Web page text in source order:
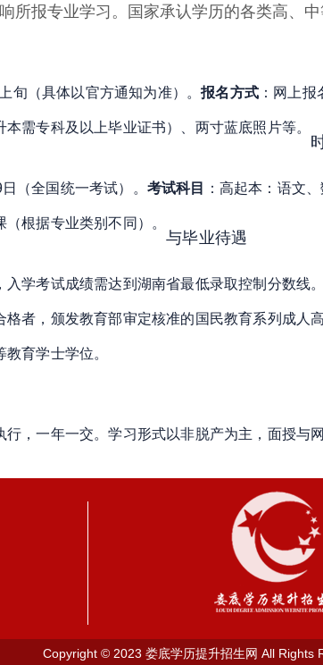
所报专业学习 。 国家承认学历的各类高、
旬（具体以官方通知为准） 。报名方式 ：网上
本需专科及以上毕业证书）、两寸蓝底照片等。
（全国统一考试） 。 考试科目 ： 高起本：语文
根据专业类别不同） 。
与毕业待遇
入学考试成绩需达到湖南省最低录取控制分数线。
格者，颁发教育部审定核准的国民教育系列成
教育学士学位。
行，一年一交。学习形式以非脱产为主，面授与
Copyright © 2023 娄底学历提升招生网 All Rights